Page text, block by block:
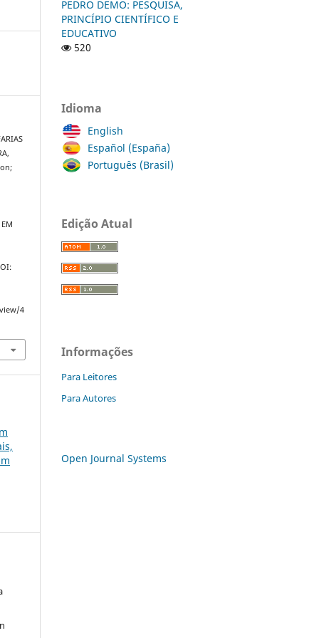
4
PEDRO DEMO: PESQUISA,
PRINCÍPIO CIENTÍFICO E
EDUCATIVO
520
Idioma
English
Español (España)
Português (Brasil)
Edição Atual
Informações
Para Leitores
Para Autores
Open Journal Systems